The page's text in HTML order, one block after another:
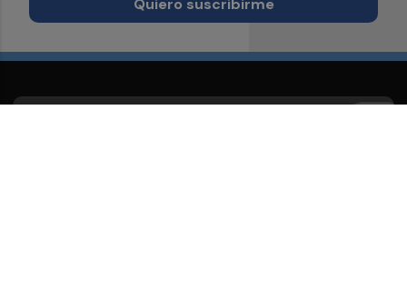
Quiero suscribirme